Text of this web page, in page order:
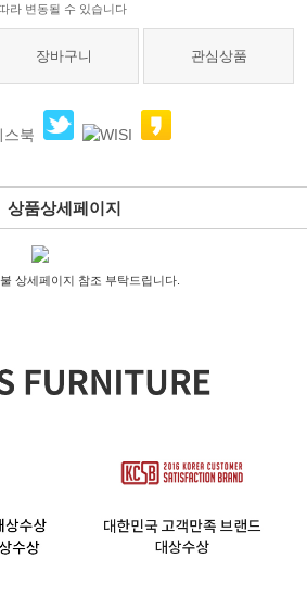
라 변동될 수 있습니다
장바구니 관심상품
상품상세페이지
상세페이지 참조 부탁드립니다.